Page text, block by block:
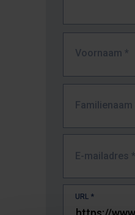
Voornaam *
Familienaam
E-mailadres *
URL *